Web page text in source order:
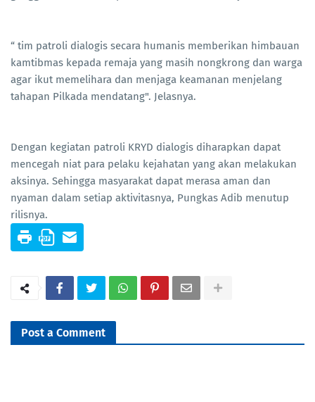
“ tim patroli dialogis secara humanis memberikan himbauan
kamtibmas kepada remaja yang masih nongkrong dan warga
agar ikut memelihara dan menjaga keamanan menjelang
tahapan Pilkada mendatang". Jelasnya.
Dengan kegiatan patroli KRYD dialogis diharapkan dapat
mencegah niat para pelaku kejahatan yang akan melakukan
aksinya. Sehingga masyarakat dapat merasa aman dan
nyaman dalam setiap aktivitasnya, Pungkas Adib menutup
rilisnya.
Post a Comment